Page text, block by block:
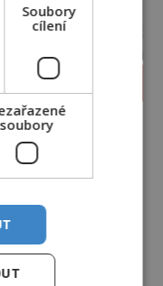
Soubory
cílení
soubory